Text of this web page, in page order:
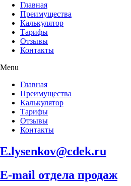
Главная
Преимущества
Калькулятор
Тарифы
Отзывы
Контакты
Menu
Главная
Преимущества
Калькулятор
Тарифы
Отзывы
Контакты
E.lysenkov@cdek.ru
E-mail отдела продаж